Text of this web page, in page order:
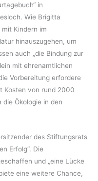
in
Wie Brigitta
Kindern im
hinauszugehen, um
auch „die Bindung zur
mit ehrenamtlichen
Vorbereitung erfordere
Kosten von rund 2000
Ökologie in den
des Stiftungsrats
Erfolg“. Die
und „eine Lücke
eine weitere Chance,